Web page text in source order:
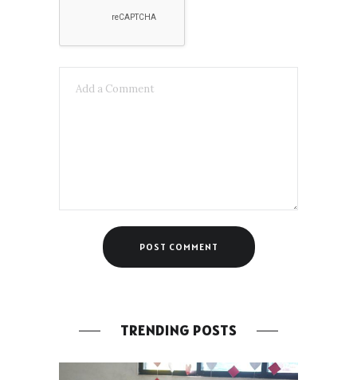
TRENDING POSTS